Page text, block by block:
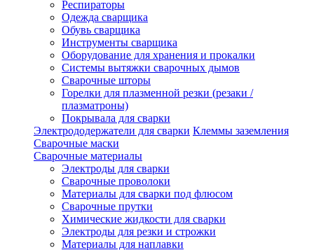
Респираторы
Одежда сварщика
Обувь сварщика
Инструменты сварщика
Оборудование для хранения и прокалки
Системы вытяжки сварочных дымов
Сварочные шторы
Горелки для плазменной резки (резаки /
плазматроны)
Покрывала для сварки
Электрододержатели для сварки Клеммы заземления
Сварочные маски
Сварочные материалы
Электроды для сварки
Сварочные проволоки
Материалы для сварки под флюсом
Сварочные прутки
Химические жидкости для сварки
Электроды для резки и строжки
Материалы для наплавки